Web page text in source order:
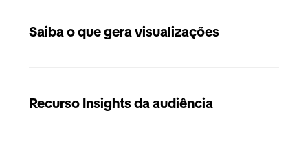
Saiba o que gera visualizações
Recurso Insights da audiência